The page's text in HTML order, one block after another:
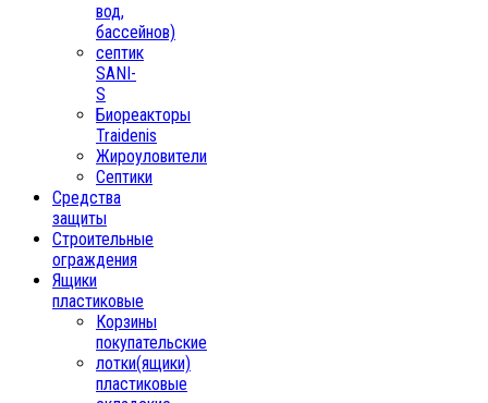
вод,
бассейнов)
септик
SANI-
S
Биореакторы
Traidenis
Жироуловители
Септики
Средства
защиты
Строительные
ограждения
Ящики
пластиковые
Корзины
покупательские
лотки(ящики)
пластиковые